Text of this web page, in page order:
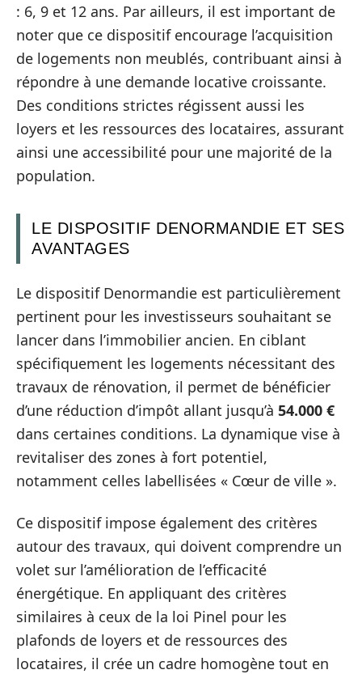
: 6, 9 et 12 ans. Par ailleurs, il est important de
noter que ce dispositif encourage l’acquisition
de logements non meublés, contribuant ainsi à
répondre à une demande locative croissante.
Des conditions strictes régissent aussi les
loyers et les ressources des locataires, assurant
ainsi une accessibilité pour une majorité de la
population.
LE DISPOSITIF DENORMANDIE ET SES
AVANTAGES
Le dispositif Denormandie est particulièrement
pertinent pour les investisseurs souhaitant se
lancer dans l’immobilier ancien. En ciblant
spécifiquement les logements nécessitant des
travaux de rénovation, il permet de bénéficier
d’une réduction d’impôt allant jusqu’à 54.000 €
dans certaines conditions. La dynamique vise à
revitaliser des zones à fort potentiel,
notamment celles labellisées « Cœur de ville ».
Ce dispositif impose également des critères
autour des travaux, qui doivent comprendre un
volet sur l’amélioration de l’efficacité
énergétique. En appliquant des critères
similaires à ceux de la loi Pinel pour les
plafonds de loyers et de ressources des
locataires, il crée un cadre homogène tout en